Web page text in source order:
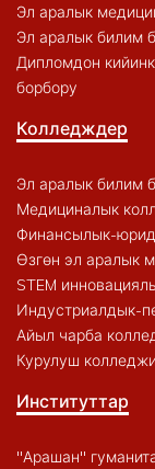
Эл аралык
Эл аралык билим
Дипломдон
борбору
Колледждер
Эл аралык билим
Медициналык
Финансылык-
Өзгөн эл аралык
STEM
Индустриалдык-
Айыл чарба
Курулуш
Институттар
"Арашан"